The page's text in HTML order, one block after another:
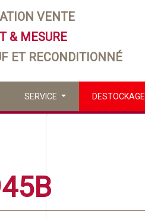
VENTE
& MESURE
ET RECONDITIONNÉ
SERVICE DESTOCKAGE